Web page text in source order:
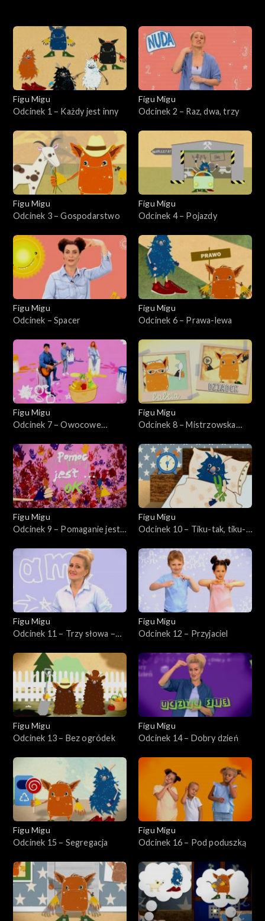
Figu Migu
Odcinek 1 – Każdy jest inny
Figu Migu
Odcinek 2 – Raz, dwa, trzy
Figu Migu
Odcinek 3 – Gospodarstwo
Figu Migu
Odcinek 4 – Pojazdy
Figu Migu
Odcinek – Spacer
Figu Migu
Odcinek 6 – Prawa-lewa
Figu Migu
Odcinek 7 – Owocowe
Figu Migu
Odcinek 8 – Mistrzowska
Figu Migu
Odcinek 9 – Pomaganie jest
Figu Migu
Odcinek 10 – Tiku-tak, tiku-
Figu Migu
Odcinek 11 – Trzy słowa –
Figu Migu
Odcinek 12 – Przyjaciel
Figu Migu
Odcinek 13 – Bez ogródek
Figu Migu
Odcinek 14 – Dobry dzień
Figu Migu
Odcinek 15 – Segregacja
Figu Migu
Odcinek 16 – Pod poduszką